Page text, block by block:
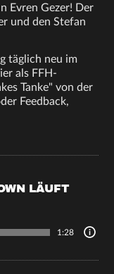
Evren Gezer! Der
und den Stefan
täglich neu im
als FFH-
Tanke" von der
Feedback,
LÄUFT
1:28